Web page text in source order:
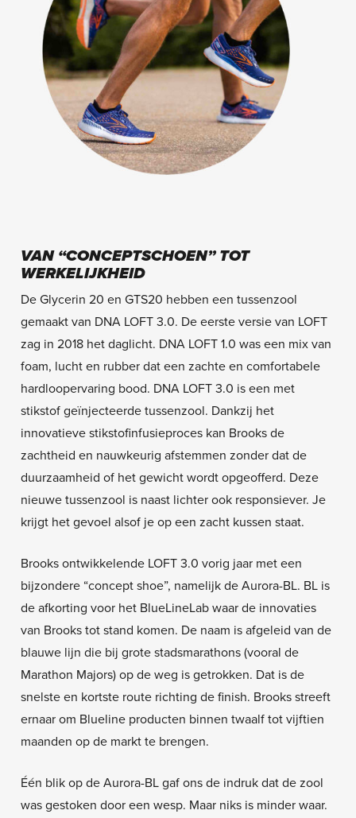
VAN “CONCEPTSCHOEN” TOT
WERKELIJKHEID
De Glycerin 20 en GTS20 hebben een tussenzool
gemaakt van DNA LOFT 3.0. De eerste versie van LOFT
zag in 2018 het daglicht. DNA LOFT 1.0 was een mix van
foam, lucht en rubber dat een zachte en comfortabele
hardloopervaring bood. DNA LOFT 3.0 is een met
stikstof geïnjecteerde tussenzool. Dankzij het
innovatieve stikstofinfusieproces kan Brooks de
zachtheid en nauwkeurig afstemmen zonder dat de
duurzaamheid of het gewicht wordt opgeofferd. Deze
nieuwe tussenzool is naast lichter ook responsiever. Je
krijgt het gevoel alsof je op een zacht kussen staat.
Brooks ontwikkelende LOFT 3.0 vorig jaar met een
bijzondere “concept shoe”, namelijk de Aurora-BL. BL is
de afkorting voor het BlueLineLab waar de innovaties
van Brooks tot stand komen. De naam is afgeleid van de
blauwe lijn die bij grote stadsmarathons (vooral de
Marathon Majors) op de weg is getrokken. Dat is de
snelste en kortste route richting de finish. Brooks streeft
ernaar om Blueline producten binnen twaalf tot vijftien
maanden op de markt te brengen.
Één blik op de Aurora-BL gaf ons de indruk dat de zool
was gestoken door een wesp. Maar niks is minder waar.